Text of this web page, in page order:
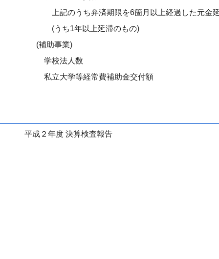
上記のうち弁済期限を6箇月以上経過した元金
(うち1年以上延滞のもの)
(補助事業)
学校法人数
私立大学等経常費補助金交付額
平成２年度 決算検査報告